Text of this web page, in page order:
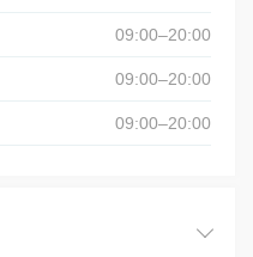
09:00–20:00
09:00–20:00
09:00–20:00